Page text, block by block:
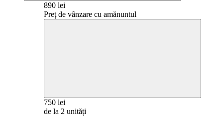
890 lei
Preț de vânzare cu amănuntul
750 lei
de la 2 unități